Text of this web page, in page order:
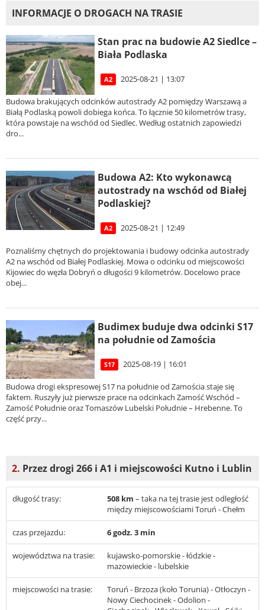
INFORMACJE O DROGACH NA TRASIE
Stan prac na budowie A2 Siedlce –
Biała Podlaska
A2 2025-08-21 | 13:07
Budowa brakujących odcinków autostrady A2 pomiędzy Warszawą a
Białą Podlaską powoli dobiega końca. To łącznie 50 kilometrów trasy,
która powstaje na wschód od Siedlec. Według ostatnich zapowiedzi
dro...
Budowa A2: Kto wykonawcą
autostrady na wschód od Białej
Podlaskiej?
A2 2025-08-21 | 12:49
Poznaliśmy chętnych do projektowania i budowy odcinka autostrady
A2 na wschód od Białej Podlaskiej. Mowa o odcinku od miejscowości
Kijowiec do węzła Dobryń o długości 9 kilometrów. Docelowo prace
obej...
Budimex buduje dwa odcinki S17
na południe od Zamościa
S17 2025-08-19 | 16:01
Budowa drogi ekspresowej S17 na południe od Zamościa staje się
faktem. Ruszyły już pierwsze prace na odcinkach Zamość Wschód –
Zamość Południe oraz Tomaszów Lubelski Południe – Hrebenne. To
część przy...
2. Przez drogi 266 i A1 i miejscowości Kutno i Lublin
długość trasy: 508 km – taka na tej trasie jest odległość
między miejscowościami Toruń - Chełm
czas przejazdu: 6 godz. 3 min
województwa na trasie:
kujawsko-pomorskie - łódzkie -
mazowieckie - lubelskie
miejscowości na trasie:
Toruń - Brzoza (koło Torunia) - Otłoczyn -
Nowy Ciechocinek - Odolion -